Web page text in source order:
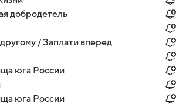
добродетель
/ Заплати вперед
юга России
юга России